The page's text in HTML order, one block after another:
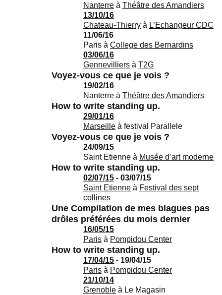
Nanterre à Théâtre des Amandiers
13/10/16
Chateau-Thierry à L’Echangeur CDC
11/06/16
Paris à College des Bernardins
03/06/16
Gennevilliers à T2G
Voyez-vous ce que je vois ?
19/02/16
Nanterre à Théâtre des Amandiers
How to write standing up.
29/01/16
Marseille à festival Parallele
Voyez-vous ce que je vois ?
24/09/15
Saint Etienne à Musée d’art moderne
How to write standing up.
02/07/15 - 03/07/15
Saint Etienne à Festival des sept
collines
Une Compilation de mes blagues pas
drôles préférées du mois dernier
16/05/15
Paris à Pompidou Center
How to write standing up.
17/04/15 - 19/04/15
Paris à Pompidou Center
21/10/14
Grenoble à Le Magasin